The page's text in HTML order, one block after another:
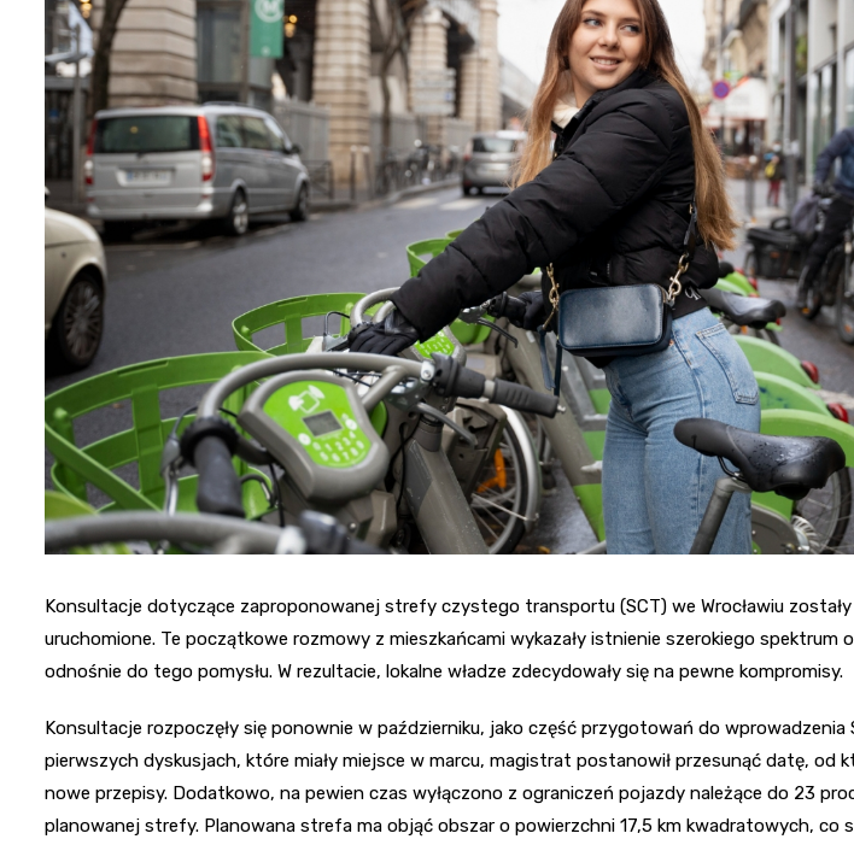
Konsultacje dotyczące zaproponowanej strefy czystego transportu (SCT) we Wrocławiu
uruchomione. Te początkowe rozmowy z mieszkańcami wykazały istnienie szerokiego spektrum
odnośnie do tego pomysłu. W rezultacie, lokalne władze zdecydowały się na pewne kompromisy.
Konsultacje rozpoczęły się ponownie w październiku, jako część przygotowań do wprowadzenia
pierwszych dyskusjach, które miały miejsce w marcu, magistrat postanowił przesunąć datę, od
nowe przepisy. Dodatkowo, na pewien czas wyłączono z ograniczeń pojazdy należące do 23
planowanej strefy. Planowana strefa ma objąć obszar o powierzchni 17,5 km kwadratowych, co